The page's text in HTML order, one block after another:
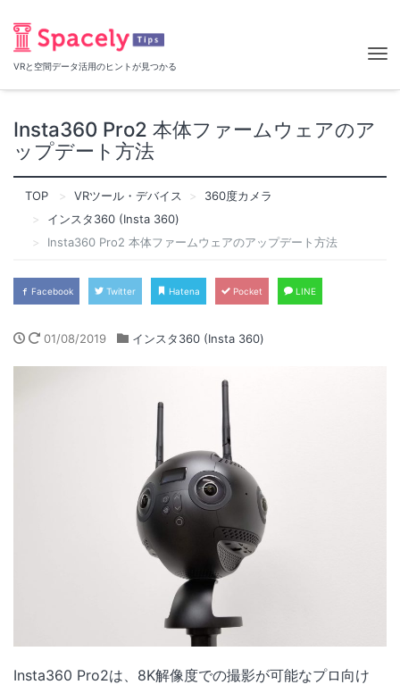
VRと空間データ活用のヒントが見つかる
Insta360 Pro2 本体ファームウェアのア
ップデート方法
TOP VRツール・デバイス
360度カメラ
インスタ360 (Insta 360)
Insta360 Pro2 本体ファームウェアのアップデート方法
Facebook Twitter Hatena Pocket LINE
01/08/2019 インスタ360 (Insta 360)
Insta360 Pro2は、8K解像度での撮影が可能なプロ向け